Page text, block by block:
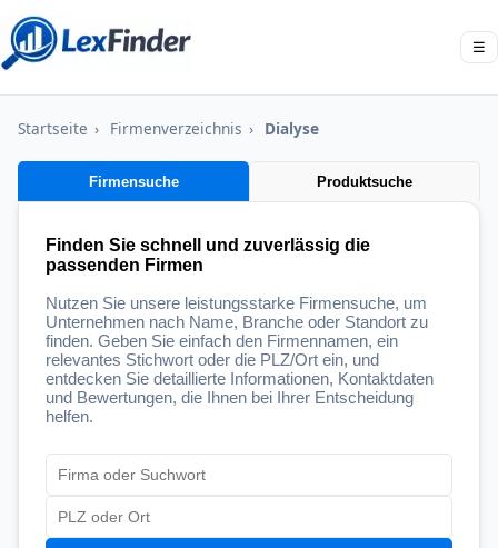
☰
Startseite › Firmenverzeichnis › Dialyse
Firmensuche Produktsuche
Finden Sie schnell und zuverlässig die
passenden Firmen
Nutzen Sie unsere leistungsstarke Firmensuche, um
Unternehmen nach Name, Branche oder Standort zu
finden. Geben Sie einfach den Firmennamen, ein
relevantes Stichwort oder die PLZ/Ort ein, und
entdecken Sie detaillierte Informationen, Kontaktdaten
und Bewertungen, die Ihnen bei Ihrer Entscheidung
helfen.